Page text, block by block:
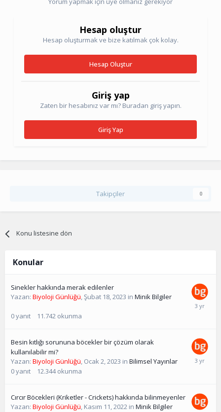
Hesap oluştur
Hesap oluşturmak ve bize katılmak çok kolay.
Hesap Oluştur
Giriş yap
Zaten bir hesabınız var mı? Buradan giriş yapın.
Giriş Yap
Takipçiler 0
Konu listesine dön
Konular
Sinekler hakkında merak edilenler
Yazan: Biyoloji Günlüğü,Şubat 18, 2023 in Minik Bilgiler
0yanıt 11.742 okunma
Besin kıtlığı sorununa böcekler bir çözüm olarak
kullanılabilir mi?
Yazan: Biyoloji Günlüğü, Ocak 2, 2023 in Bilimsel Yayınlar
0yanıt 12.344 okunma
Cırcır Böcekleri (Kriketler - Crickets) hakkında bilinmeyenler
Yazan: Biyoloji Günlüğü, Kasım 11, 2022 in Minik Bilgiler